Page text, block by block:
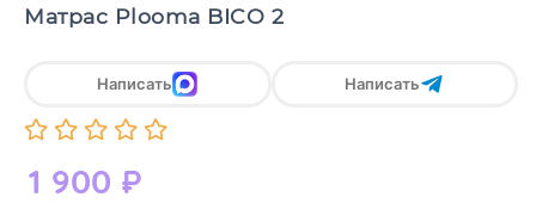
Матрас Plooma BICO 2
1 900 ₽
Написать Написать